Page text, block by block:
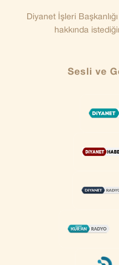
Diyanet İşleri
hakkında
Sesli ve